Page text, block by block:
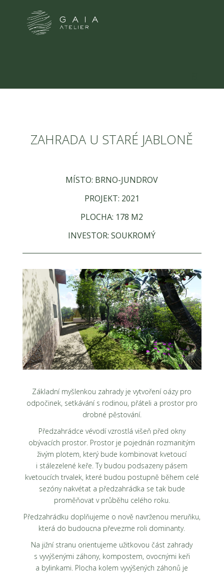
ZAHRADA U STARÉ JABLONĚ
MÍSTO: BRNO-JUNDROV
PROJEKT: 2021
PLOCHA: 178 M2
INVESTOR: SOUKROMÝ
Základní myšlenkou zahrady je vytvoření oázy pro
odpočinek, setkávání s rodinou, přáteli a prostor pro
drobné pěstování.
Předzahrádce vévodí vzrostlá višeň před okny
obývacích prostor. Prostor je pojednán rozmanitým
živým plotem, který bude kombinovat kvetoucí
i stálezelené keře. Ty budou podsazeny pásem
kvetoucích trvalek, které budou postupně během celé
sezóny nakvétat a předzahrádka se tak bude
proměňovat v průběhu celého roku.
Předzahrádku doplňujeme o nově navrženou meruňku,
která do budoucna převezme roli dominanty.
Na jižní stranu orientujeme užitkovou část zahrady
s vyvýšenými záhony, kompostem, ovocnými keři
a bylinkami. Plocha kolem vyvýšených záhonů je